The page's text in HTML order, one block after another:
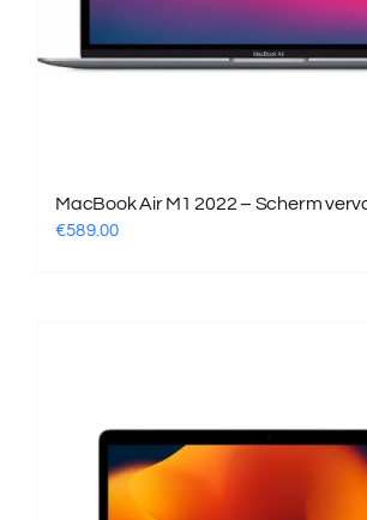
MacBook Air M1 2022 – Scherm
€589.00